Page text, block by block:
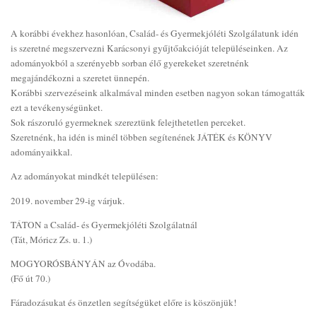
A korábbi évekhez hasonlóan, Család- és Gyermekjóléti Szolgálatunk idén
is szeretné megszervezni Karácsonyi gyűjtőakcióját településeinken. Az
adományokból a szerényebb sorban élő gyerekeket szeretnénk
megajándékozni a szeretet ünnepén.
Korábbi szervezéseink alkalmával minden esetben nagyon sokan támogatták
ezt a tevékenységünket.
Sok rászoruló gyermeknek szereztünk felejthetetlen perceket.
Szeretnénk, ha idén is minél többen segítenének JÁTÉK és KÖNYV
adományaikkal.
Az adományokat mindkét településen:
2019. november 29-ig várjuk.
TÁTON a Család- és Gyermekjóléti Szolgálatnál
(Tát, Móricz Zs. u. 1.)
MOGYORÓSBÁNYÁN az Óvodába.
(Fő út 70.)
Fáradozásukat és önzetlen segítségüket előre is köszönjük!